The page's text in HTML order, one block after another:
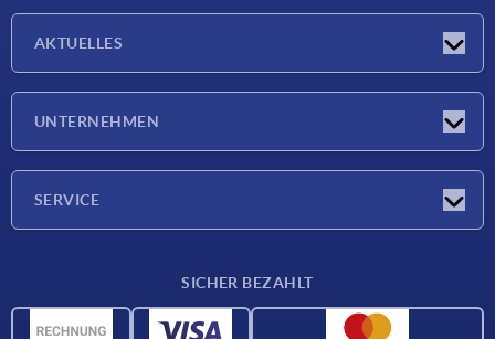
AKTUELLES
UNTERNEHMEN
SERVICE
CAD-Daten
SICHER BEZAHLT